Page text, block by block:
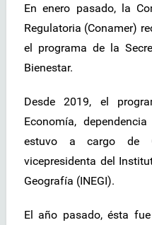
En enero pasado, la
Regulatoria (Conamer)
el programa de la
Bienestar.
Desde 2019, el
Economía,
estuvo a cargo de
vicepresidenta del
Geografía (INEGI).
El año pasado, ésta